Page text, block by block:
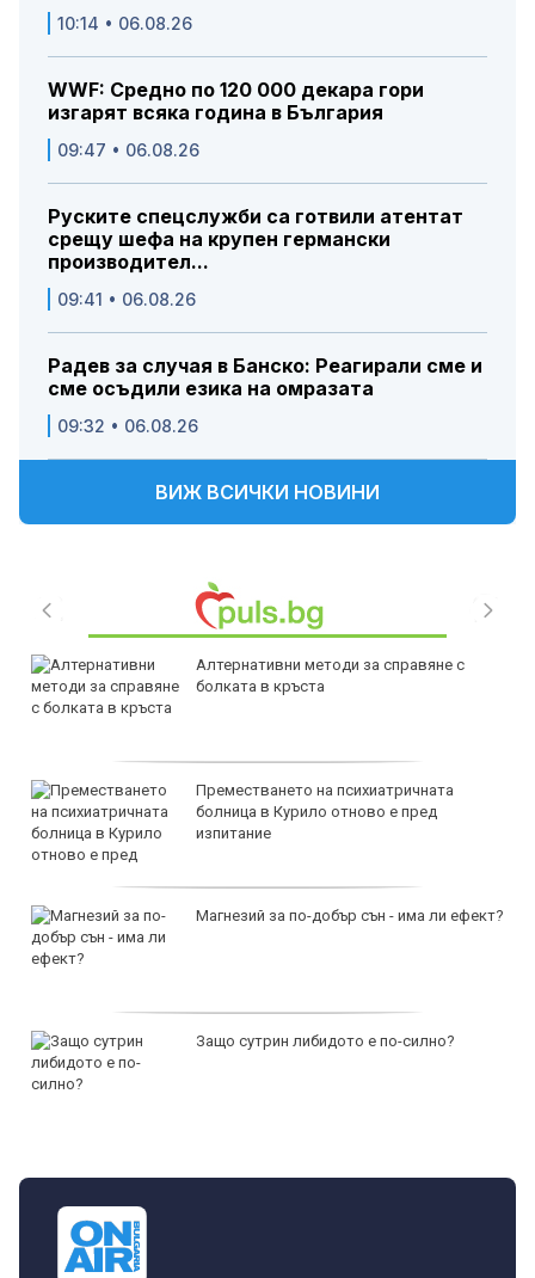
10:14 • 06.08.26
WWF: Средно по 120 000 декара гори
изгарят всяка година в България
09:47 • 06.08.26
Руските спецслужби са готвили атентат
срещу шефа на крупен германски
производител...
09:41 • 06.08.26
Радев за случая в Банско: Реагирали сме и
сме осъдили езика на омразата
09:32 • 06.08.26
ВИЖ ВСИЧКИ НОВИНИ
Алтернативни методи за справяне с
болката в кръста
Преместването на психиатричната
болница в Курило отново е пред
изпитание
Магнезий за по-добър сън - има ли ефект?
Защо сутрин либидото е по-силно?